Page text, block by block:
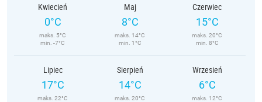
Kwiecień
0°C
maks. 5°C
min. -7°C
Maj
8°C
maks. 14°C
min. 1°C
Czerwiec
15°C
maks. 20°C
min. 8°C
Lipiec
17°C
maks. 22°C
Sierpień
14°C
maks. 20°C
Wrzesień
6°C
maks. 12°C